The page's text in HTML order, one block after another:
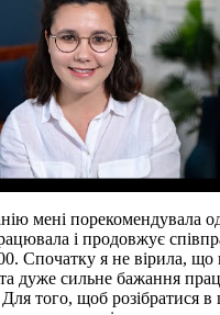
мені порекомендувала
і продовжує
Спочатку я не вірила, що
та дуже сильне бажання
того, щоб розібратися в